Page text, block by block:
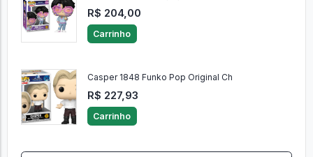
R$ 204,00
Carrinho
Casper 1848 Funko Pop Original Ch
R$ 227,93
Carrinho